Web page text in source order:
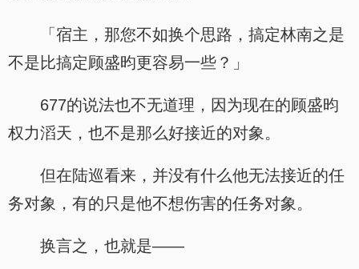
「宿主，那您不如换个思路，搞定林南之是
不是比搞定顾盛昀更容易一些？」
677的说法也不无道理，因为现在的顾盛昀
权力滔天，也不是那么好接近的对象。
但在陆巡看来，并没有什么他无法接近的任
务对象，有的只是他不想伤害的任务对象。
换言之，也就是——